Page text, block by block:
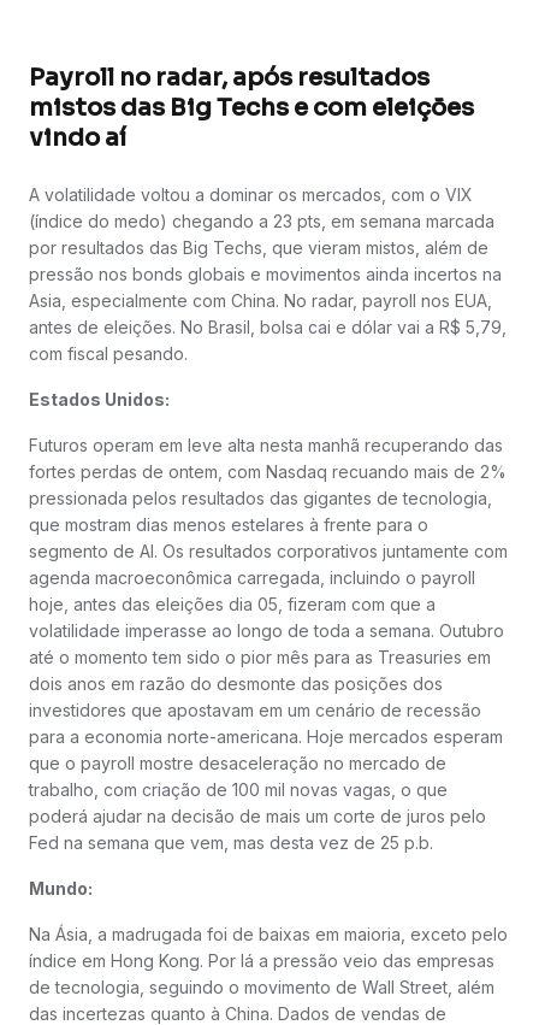
Payroll no radar, após resultados
mistos das Big Techs e com eleições
vindo aí
A volatilidade voltou a dominar os mercados, com o VIX
(índice do medo) chegando a 23 pts, em semana marcada
por resultados das Big Techs, que vieram mistos, além de
pressão nos bonds globais e movimentos ainda incertos na
Asia, especialmente com China. No radar, payroll nos EUA,
antes de eleições. No Brasil, bolsa cai e dólar vai a R$ 5,79,
com fiscal pesando.
Estados Unidos:
Futuros operam em leve alta nesta manhã recuperando das
fortes perdas de ontem, com Nasdaq recuando mais de 2%
pressionada pelos resultados das gigantes de tecnologia,
que mostram dias menos estelares à frente para o
segmento de AI. Os resultados corporativos juntamente com
agenda macroeconômica carregada, incluindo o payroll
hoje, antes das eleições dia 05, fizeram com que a
volatilidade imperasse ao longo de toda a semana. Outubro
até o momento tem sido o pior mês para as Treasuries em
dois anos em razão do desmonte das posições dos
investidores que apostavam em um cenário de recessão
para a economia norte-americana. Hoje mercados esperam
que o payroll mostre desaceleração no mercado de
trabalho, com criação de 100 mil novas vagas, o que
poderá ajudar na decisão de mais um corte de juros pelo
Fed na semana que vem, mas desta vez de 25 p.b.
Mundo:
Na Ásia, a madrugada foi de baixas em maioria, exceto pelo
índice em Hong Kong. Por lá a pressão veio das empresas
de tecnologia, seguindo o movimento de Wall Street, além
das incertezas quanto à China. Dados de vendas de